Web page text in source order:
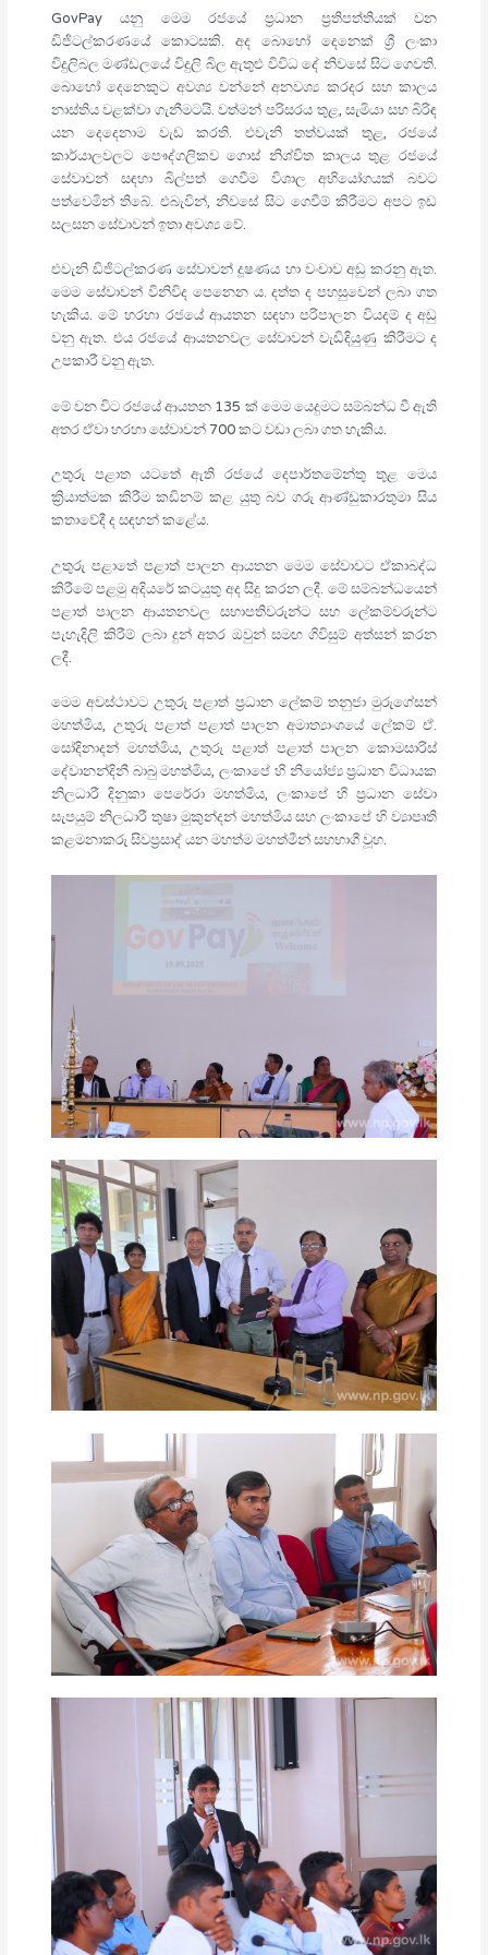
GovPay යනු මෙම රජයේ ප්‍රධාන ප්‍රතිපත්තියක් වන
ඩිජිටල්කරණයේ කොටසකි. අද බොහෝ දෙනෙක් ශ්‍රී ලංකා
විදුලිබල මණ්ඩලයේ විදුලි බිල ඇතුළු විවිධ දේ නිවසේ සිට ගෙවති.
බොහෝ දෙනෙකුට අවශ්‍ය වන්නේ අනවශ්‍ය කරදර සහ කාලය
නාස්තිය වළක්වා ගැනීමටයි. වත්මන් පරිසරය තුළ, සැමියා සහ බිරිඳ
යන දෙදෙනාම වැඩ කරති. එවැනි තත්වයක් තුළ, රජයේ
කාර්යාලවලට පෞද්ගලිකව ගොස් නිශ්චිත කාලය තුළ රජයේ
සේවාවන් සඳහා බිල්පත් ගෙවීම විශාල අභියෝගයක් බවට
පත්වෙමින් තිබේ. එබැවින්, නිවසේ සිට ගෙවීම් කිරීමට අපට ඉඩ
සලසන සේවාවන් ඉතා අවශ්‍ය වේ.
එවැනි ඩිජිටල්කරණ සේවාවන් දූෂණය හා වංචාව අඩු කරනු ඇත.
මෙම සේවාවන් විනිවිද පෙනෙන ය. දත්ත ද පහසුවෙන් ලබා ගත
හැකිය. මේ හරහා රජයේ ආයතන සඳහා පරිපාලන වියදම් ද අඩු
වනු ඇත. එය රජයේ ආයතනවල සේවාවන් වැඩිදියුණු කිරීමට ද
උපකාරී වනු ඇත.
මේ වන විට රජයේ ආයතන 135 ක් මෙම යෙදුමට සම්බන්ධ වී ඇති
අතර ඒවා හරහා සේවාවන් 700 කට වඩා ලබා ගත හැකිය.
උතුරු පළාත යටතේ ඇති රජයේ දෙපාර්තමේන්තු තුළ මෙය
ක්‍රියාත්මක කිරීම කඩිනම් කළ යුතු බව ගරු ආණ්ඩුකාරතුමා සිය
කතාවේදී ද සඳහන් කළේය.
උතුරු පළාතේ පළාත් පාලන ආයතන මෙම සේවාවට ඒකාබද්ධ
කිරීමේ පළමු අදියරේ කටයුතු අද සිදු කරන ලදී. මේ සම්බන්ධයෙන්
පළාත් පාලන ආයතනවල සභාපතිවරුන්ට සහ ලේකම්වරුන්ට
පැහැදිලි කිරීම් ලබා දුන් අතර ඔවුන් සමඟ ගිවිසුම් අත්සන් කරන
ලදී.
මෙම අවස්ථාවට උතුරු පළාත් ප්‍රධාන ලේකම් තනුජා මුරුගේසන්
මහත්මිය, උතුරු පළාත් පළාත් පාලන අමාත්‍යාංශයේ ලේකම් ඒ.
සෝදිනාදන් මහත්මිය, උතුරු පළාත් පළාත් පාලන කොමසාරිස්
දේවානන්දිනී බාබු මහත්මිය, ලංකාපේ හි නියෝජ්‍ය ප්‍රධාන විධායක
නිලධාරී දිනුකා පෙරේරා මහත්මිය, ලංකාපේ හි ප්‍රධාන සේවා
සැපයුම් නිලධාරී තුෂා මුකුන්දන් මහත්මිය සහ ලංකාපේ හි ව්‍යාපෘති
කළමනාකරු සිවප්‍රසාද් යන මහත්ම මහත්මීන් සහභාගී වූහ.